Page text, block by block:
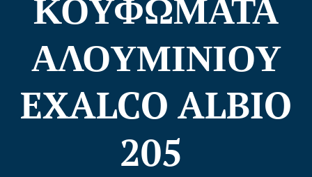
ΚΟΥΦΩΜΑΤΑ
ΑΛΟΥΜΙΝΙΟΥ
EXALCO ALBIO
205